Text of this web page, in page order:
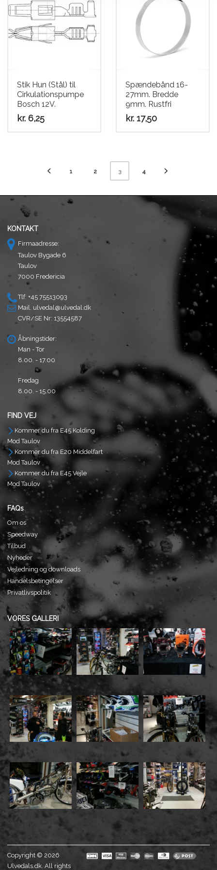
Stik Hun (Stål) til
Cirkulationspumpe
Bosch 12V.
kr. 6,25
Spændebånd 16-
27mm. Bredde
9mm. Rustfri
kr. 17,50
1 2 3 4
KONTAKT
Firmaadresse:
Taulov Bygade 6
Taulov
7000 Fredericia
Tlf: +45 75513093
Mail. ulvedal@ulvedal.dk
CVR/SE Nr: 13554587
Åbningstider:
Man - Tor
8.00. - 17.00
Fredag
8.00. - 15.00
FIND VEJ
Kommer du fra E45 Kolding
Mod Taulov
Kommer du fra E20 Middelfart
Mod Taulov
Kommer du fra E45 Vejle
Mod Taulov
FAQs
Om os
Speedway
Tilbud
Nyheder
Vejledning og downloads
Handelsbetingelser
Privatlivspolitik
VORES GALLERI
Copyright © 2026
Ulvedals.dk. All rights